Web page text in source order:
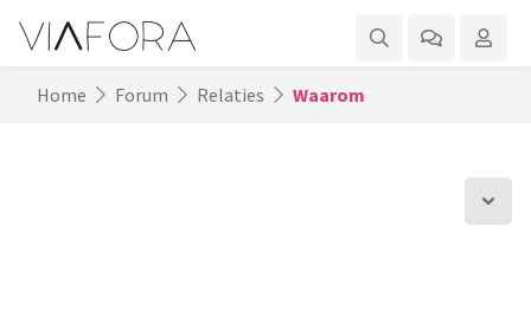
Home Forum Relaties Waarom